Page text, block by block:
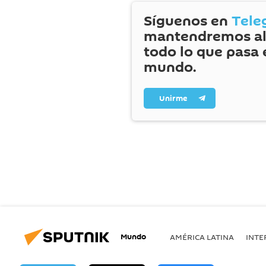
Síguenos en
mantendremos
todo lo que pasa
mundo.
Unirme
Mundo AMÉRICA LATINA